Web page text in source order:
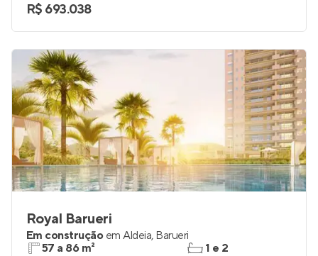
R$ 693.038
Royal Barueri
Em construção em Aldeia, Barueri
57 a 86 m²
1 e 2